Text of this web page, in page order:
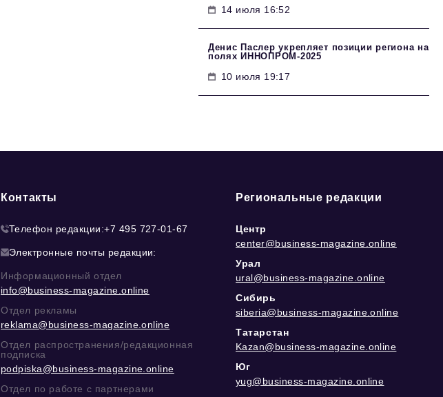
14 июля 16:52
Денис Паслер укрепляет позиции региона на
полях ИННОПРОМ-2025
10 июля 19:17
Контакты
Телефон редакции:+7 495 727-01-67
Электронные почты редакции:
Информационный отдел
info@business-magazine.online
Отдел рекламы
reklama@business-magazine.online
Отдел распространения/редакционная
подписка
podpiska@business-magazine.online
Отдел по работе с партнерами
Региональные редакции
Центр
center@business-magazine.online
Урал
ural@business-magazine.online
Сибирь
siberia@business-magazine.online
Татарстан
Kazan@business-magazine.online
Юг
yug@business-magazine.online